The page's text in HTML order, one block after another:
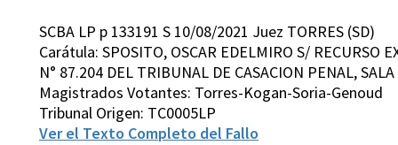
SCBA LP p 133191 S 10/08/2021 Juez TORRES (SD)
Carátula: SPOSITO, OSCAR EDELMIRO S/ RECURSO
N° 87.204 DEL TRIBUNAL DE CASACION PENAL, SALA
Magistrados Votantes: Torres-Kogan-Soria-Genoud
Tribunal Origen: TC0005LP
Ver el Texto Completo del Fallo